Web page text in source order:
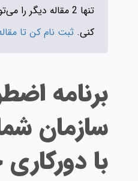
تنها 2 مقاله دیگر
کنی. ثبت نام کن تا
برنامه
سازمان
با